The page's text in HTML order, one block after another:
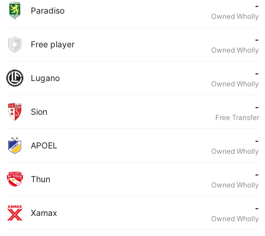
Paradiso -
Owned Wholly
Free player -
Owned Wholly
Lugano -
Owned Wholly
Sion -
Free Transfer
APOEL -
Owned Wholly
Thun -
Owned Wholly
Xamax -
Owned Wholly